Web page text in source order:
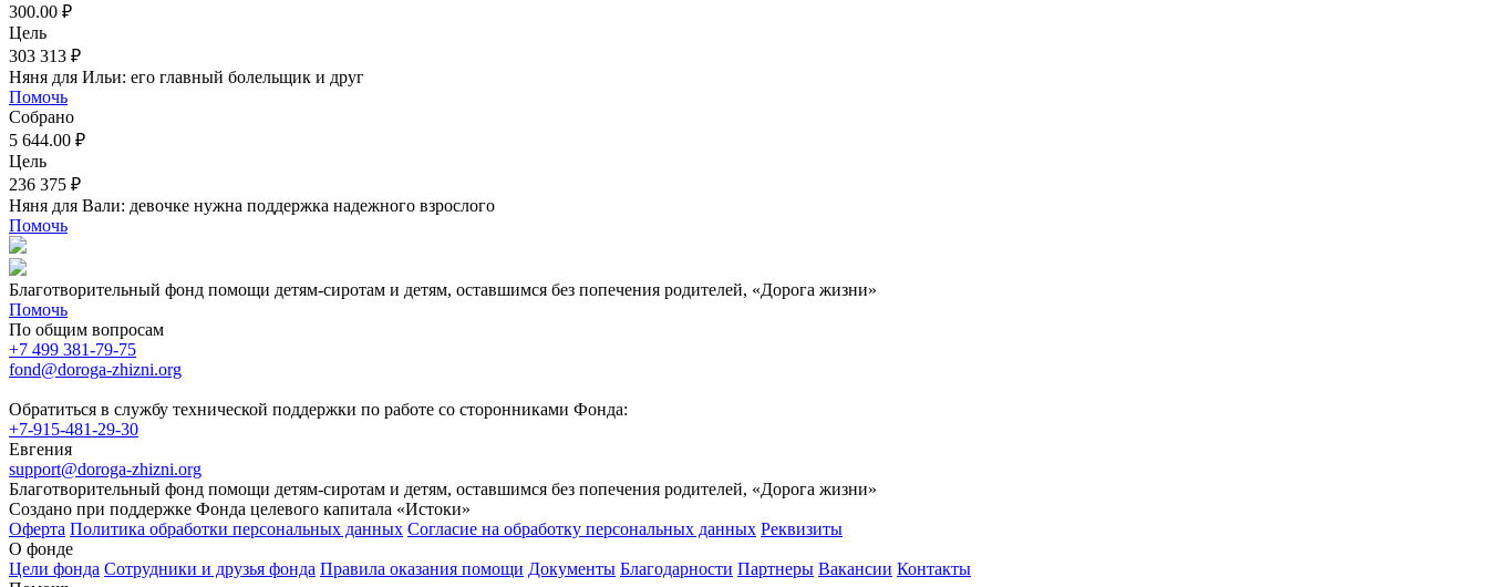
300.00 ₽
Цель
303 313 ₽
Няня для Ильи: его главный болельщик и друг
Помочь
Собрано
5 644.00 ₽
Цель
236 375 ₽
Няня для Вали: девочке нужна поддержка надежного взрослого
Помочь
Благотворительный фонд помощи детям-сиротам и детям, оставшимся без попечения родителей, «Дорога жизни»
Помочь
По общим вопросам
+7 499 381-79-75
fond@doroga-zhizni.org
Обратиться в службу технической поддержки по работе со сторонниками Фонда:
+7-915-481-29-30
Евгения
support@doroga-zhizni.org
Благотворительный фонд помощи детям-сиротам и детям, оставшимся без попечения родителей, «Дорога жизни»
Создано при поддержке Фонда целевого капитала «Истоки»
Оферта Политика обработки персональных данных Согласие на обработку персональных данных Реквизиты
О фонде
Цели фонда Сотрудники и друзья фонда Правила оказания помощи Документы Благодарности Партнеры Вакансии Контакты